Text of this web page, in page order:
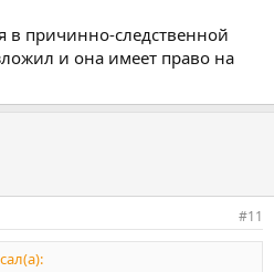
в причинно-следственной
и она имеет право на
#11